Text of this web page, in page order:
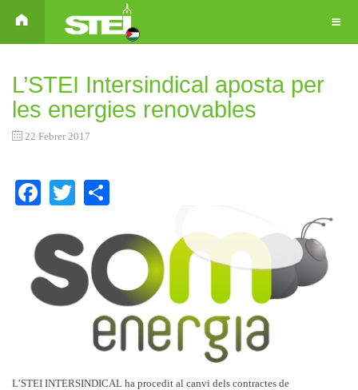
L’STEI Intersindical aposta per
les energies renovables
22 Febrer 2017
Facebook
Twitter
L’STEI INTERSINDICAL ha procedit al canvi dels contractes de